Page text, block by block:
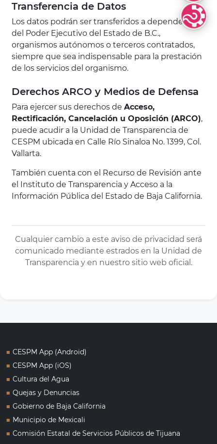
Transferencia de Datos
Los datos podrán ser transferidos a dependencias
del Poder Ejecutivo del Estado de B.C.,
organismos autónomos o terceros contratados,
siempre que sea indispensable para la prestación
de los servicios del organismo.
Derechos ARCO y Medios de Defensa
Para ejercer sus derechos de Acceso,
Rectificación, Cancelación u Oposición (ARCO),
puede acudir a la Unidad de Transparencia de
CESPM ubicada en Calle Río Sinaloa No. 1399, Col.
Vallarta.
También cuenta con el Recurso de Revisión ante
el Instituto de Transparencia y Acceso a la
Información Pública del Estado de Baja California.
Cualquier cambio a este aviso de privacidad será
comunicado mediante estrados en la Unidad de
Transparencia y en nuestro sitio web oficial.
■ CESPM App (Android)
■ CESPM App (iOS)
■ Cultura del Agua
■ Quejas y Denuncias
■ Gobierno de Baja California
■ Municipio de Mexicali
■ Comisión Estatal de Servicios Públicos de Tijuana
Lenguas